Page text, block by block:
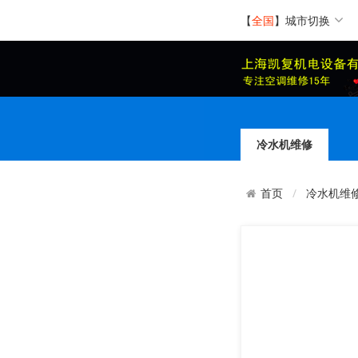
【全国】 城市切换
冷水机维修
首页 冷水机维